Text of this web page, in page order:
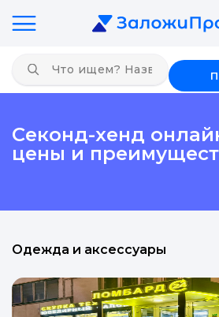
Секонд-хенд
цены и
Одежда и аксессуары